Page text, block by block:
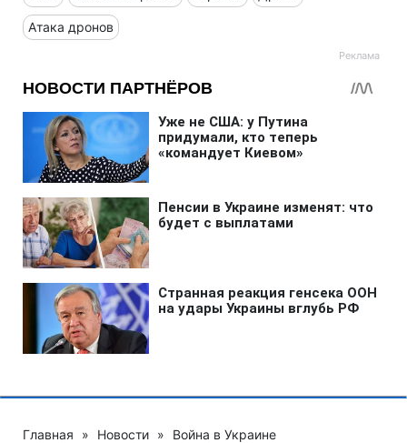
Атака дронов
Главная » Новости » Война в Украине